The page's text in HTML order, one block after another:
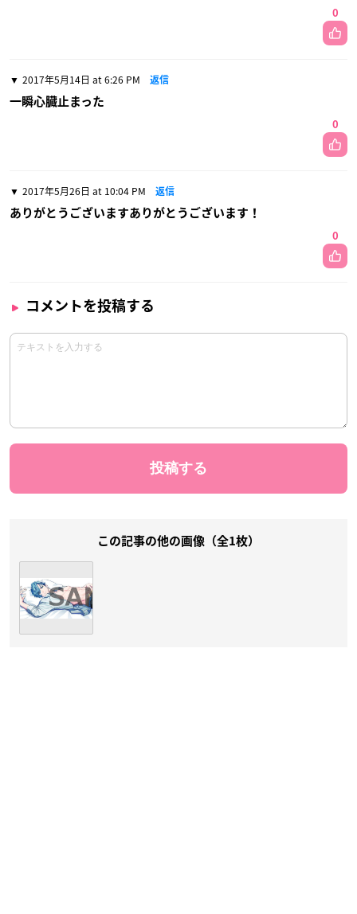
0
2017年5月14日 at 6:26 PM 返信
一瞬心臓止まった
0
2017年5月26日 at 10:04 PM 返信
ありがとうございますありがとうございます！
0
コメントを投稿する
この記事の他の画像（全1枚）